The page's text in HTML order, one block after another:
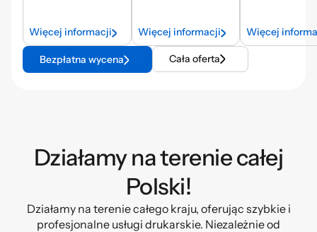
Więcej informacji Więcej informacji Więcej
Bezpłatna wycena Cała oferta
Działamy na terenie całej
Polski!
Działamy na terenie całego kraju, oferując szybkie i
profesjonalne usługi drukarskie. Niezależnie od